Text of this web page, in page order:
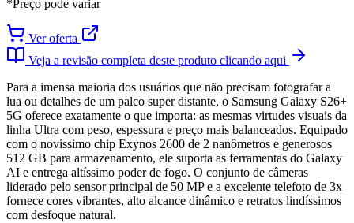
*Preço pode variar
Ver oferta
Veja a revisão completa deste produto clicando aqui
Para a imensa maioria dos usuários que não precisam fotografar a
lua ou detalhes de um palco super distante, o Samsung Galaxy S26+
5G oferece exatamente o que importa: as mesmas virtudes visuais da
linha Ultra com peso, espessura e preço mais balanceados. Equipado
com o novíssimo chip Exynos 2600 de 2 nanômetros e generosos
512 GB para armazenamento, ele suporta as ferramentas do Galaxy
AI e entrega altíssimo poder de fogo. O conjunto de câmeras
liderado pelo sensor principal de 50 MP e a excelente telefoto de 3x
fornece cores vibrantes, alto alcance dinâmico e retratos lindíssimos
com desfoque natural.